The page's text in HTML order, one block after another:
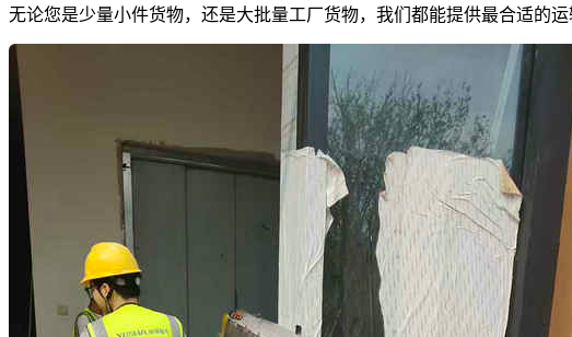
无论您是少量小件货物，还是大批量工厂货物，我们都能提供最合适的